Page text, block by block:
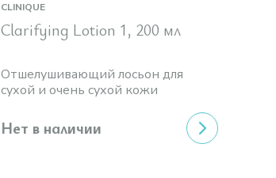
CLINIQUE
Clarifying Lotion 1, 200 мл
Отшелушивающий лосьон для
сухой и очень сухой кожи
Нет в наличии